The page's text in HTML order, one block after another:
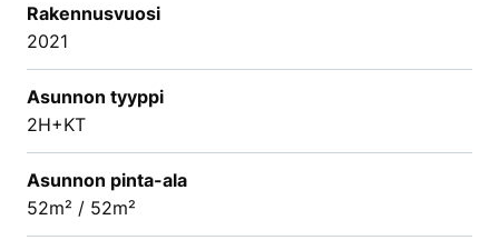
Rakennusvuosi
2021
Asunnon tyyppi
2H+KT
Asunnon pinta-ala
52m² / 52m²